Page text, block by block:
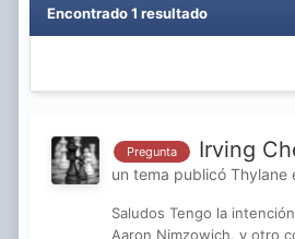
Encontrado 1 resultado
Pregunta Irving
un tema publicó Thylane
Saludos Tengo la
Aaron Nimzowich, y otro